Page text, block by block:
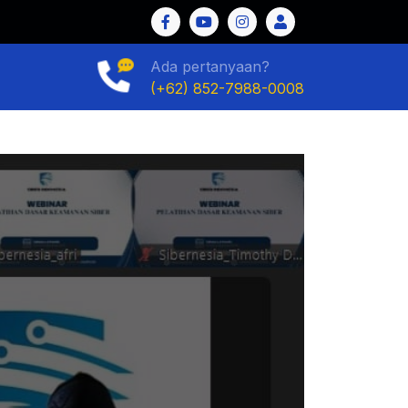
Ada pertanyaan?
(+62) 852-7988-0008